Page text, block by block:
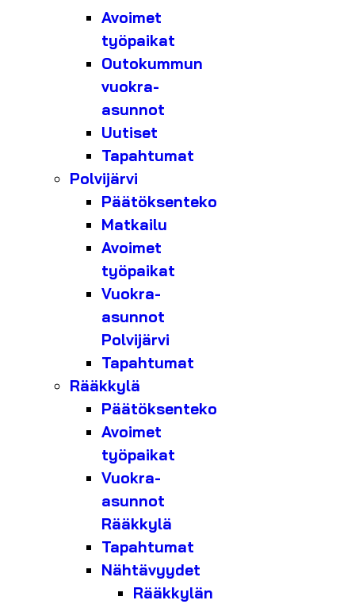
Avoimet
työpaikat
Outokummun
vuokra-
asunnot
Uutiset
Tapahtumat
Polvijärvi
Päätöksenteko
Matkailu
Avoimet
työpaikat
Vuokra-
asunnot
Polvijärvi
Tapahtumat
Rääkkylä
Päätöksenteko
Avoimet
työpaikat
Vuokra-
asunnot
Rääkkylä
Tapahtumat
Nähtävyydet
Rääkkylän